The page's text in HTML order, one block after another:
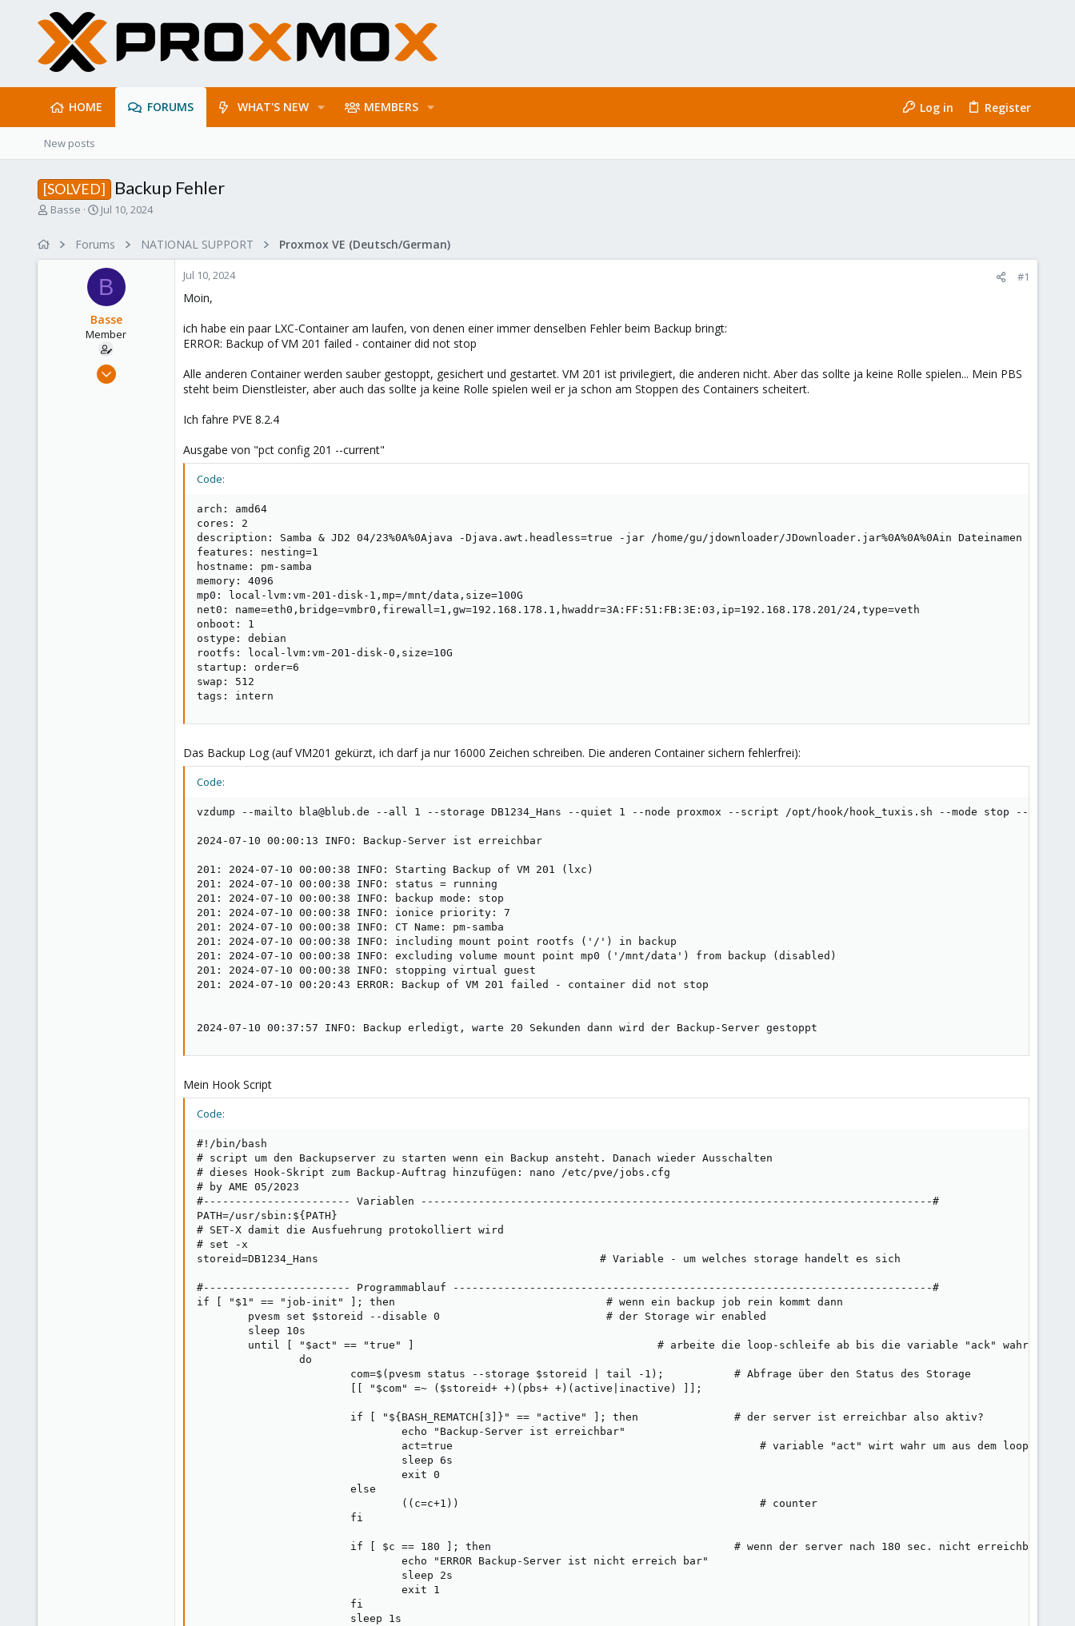
HOME FORUMS WHAT'S NEW MEMBERS Log in Register
New posts
[SOLVED] Backup Fehler
T
Basse
S
r
t
d
a
t
e
Jul 10, 2024
Forums NATIONAL SUPPORT Proxmox VE (Deutsch/German)
B
Basse
Member
Apr 27, 2023
Jul 10, 2024 #1
Moin,
ich habe ein paar LXC-Container am laufen, von denen einer immer denselben Fehler beim Backup bringt:
ERROR: Backup of VM 201 failed - container did not stop
Alle anderen Container werden sauber gestoppt, gesichert und gestartet. VM 201 ist privilegiert, die anderen nicht. Aber das sollte ja keine Rolle spielen... Mein PBS
steht beim Dienstleister, aber auch das sollte ja keine Rolle spielen weil er ja schon am Stoppen des Containers scheitert.
Ich fahre PVE 8.2.4
Ausgabe von "pct config 201 --current"
Code:
arch: amd64
cores: 2
description: Samba & JD2 04/23%0A%0Ajava -Djava.awt.headless=true -jar /home/gu/jdownloader/JDownloader.jar%0A%0A%0Ain Dateinamen
features: nesting=1
hostname: pm-samba
memory: 4096
mp0: local-lvm:vm-201-disk-1,mp=/mnt/data,size=100G
net0: name=eth0,bridge=vmbr0,firewall=1,gw=192.168.178.1,hwaddr=3A:FF:51:FB:3E:03,ip=192.168.178.201/24,type=veth
onboot: 1
ostype: debian
rootfs: local-lvm:vm-201-disk-0,size=10G
startup: order=6
swap: 512
tags: intern
Das Backup Log (auf VM201 gekürzt, ich darf ja nur 16000 Zeichen schreiben. Die anderen Container sichern fehlerfrei):
Code:
vzdump --mailto bla@blub.de --all 1 --storage DB1234_Hans --quiet 1 --node proxmox --script /opt/hook/hook_tuxis.sh --mode stop --
2024-07-10 00:00:13 INFO: Backup-Server ist erreichbar
201: 2024-07-10 00:00:38 INFO: Starting Backup of VM 201 (lxc)
201: 2024-07-10 00:00:38 INFO: status = running
201: 2024-07-10 00:00:38 INFO: backup mode: stop
201: 2024-07-10 00:00:38 INFO: ionice priority: 7
201: 2024-07-10 00:00:38 INFO: CT Name: pm-samba
201: 2024-07-10 00:00:38 INFO: including mount point rootfs ('/') in backup
201: 2024-07-10 00:00:38 INFO: excluding volume mount point mp0 ('/mnt/data') from backup (disabled)
201: 2024-07-10 00:00:38 INFO: stopping virtual guest
201: 2024-07-10 00:20:43 ERROR: Backup of VM 201 failed - container did not stop
2024-07-10 00:37:57 INFO: Backup erledigt, warte 20 Sekunden dann wird der Backup-Server gestoppt
Mein Hook Script
Code:
#!/bin/bash
# script um den Backupserver zu starten wenn ein Backup ansteht. Danach wieder Ausschalten
# dieses Hook-Skript zum Backup-Auftrag hinzufügen: nano /etc/pve/jobs.cfg
# by AME 05/2023
#----------------------- Variablen --------------------------------------------------------------------------------#
PATH=/usr/sbin:${PATH}
# SET-X damit die Ausfuehrung protokolliert wird
# set -x
storeid=DB1234_Hans                                            # Variable - um welches storage handelt es sich
#----------------------- Programmablauf ---------------------------------------------------------------------------#
if [ "$1" == "job-init" ]; then                                 # wenn ein backup job rein kommt dann
        pvesm set $storeid --disable 0                          # der Storage wir enabled
        sleep 10s
        until [ "$act" == "true" ]                                      # arbeite die loop-schleife ab bis die variable "ack" wahr ist
                do
                        com=$(pvesm status --storage $storeid | tail -1);           # Abfrage über den Status des Storage
                        [[ "$com" =~ ($storeid+ +)(pbs+ +)(active|inactive) ]];
                        if [ "${BASH_REMATCH[3]}" == "active" ]; then               # der server ist erreichbar also aktiv?
                                echo "Backup-Server ist erreichbar"
act=true                                                # variable "act" wirt wahr um aus dem loop raus
                                sleep 6s
                                exit 0
                        else
                                ((c=c+1))                                               # counter
                        fi
if [ $c == 180 ]; then                                      # wenn der server nach 180 sec. nicht erreichbar ist
                                echo "ERROR Backup-Server ist nicht erreich bar"
                                sleep 2s
                                exit 1
                        fi
                        sleep 1s